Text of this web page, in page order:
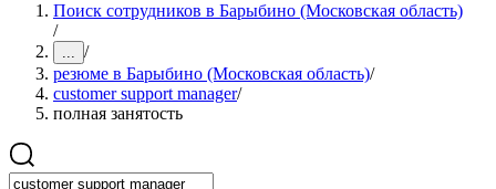
Поиск сотрудников в Барыбино (Московская область)
/
... /
резюме в Барыбино (Московская область)/
customer support manager/
полная занятость